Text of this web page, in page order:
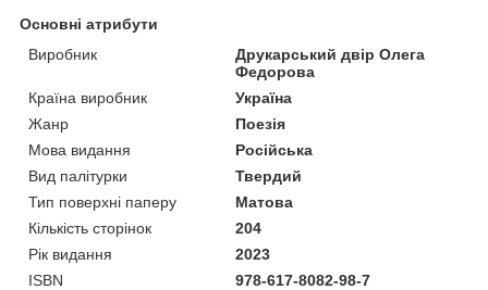
Основні атрибути
Виробник
Друкарський двір Олега
Федорова
Країна виробник
Україна
Жанр
Поезія
Мова видання
Російська
Вид палітурки
Твердий
Тип поверхні паперу
Матова
Кількість сторінок
204
Рік видання
2023
ISBN
978-617-8082-98-7